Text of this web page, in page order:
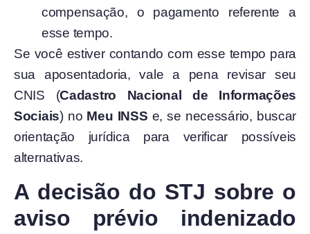
compensação, o pagamento referente a
esse tempo.
Se você estiver contando com esse tempo para
sua aposentadoria, vale a pena revisar seu
CNIS (Cadastro Nacional de Informações
Sociais) no Meu INSS e, se necessário, buscar
orientação jurídica para verificar possíveis
alternativas.
A decisão do STJ sobre o
aviso prévio indenizado